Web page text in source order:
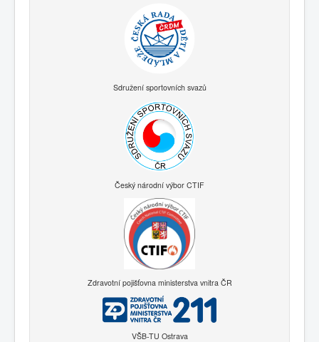
Sdružení sportovních svazů
Český národní výbor CTIF
Zdravotní pojišťovna ministerstva vnitra ČR
VŠB-TU Ostrava